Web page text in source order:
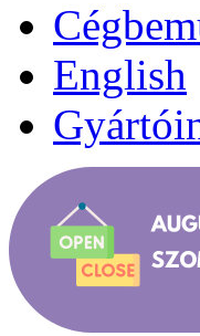
English